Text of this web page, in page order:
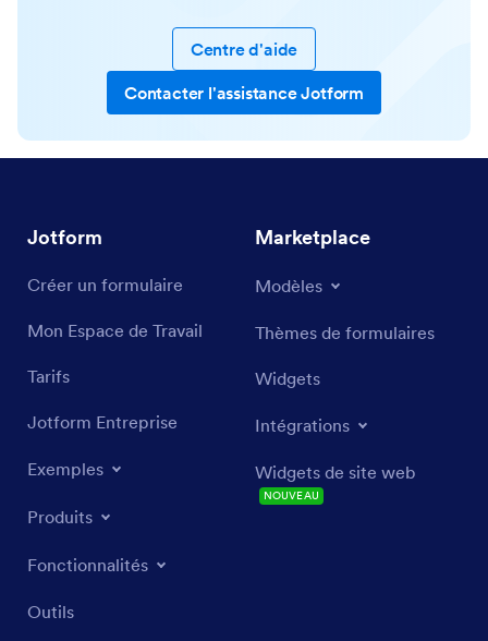
Centre d'aide
Contacter l'assistance Jotform
Jotform
Créer un formulaire
Mon Espace de Travail
Tarifs
Jotform Entreprise
Exemples
Produits
Fonctionnalités
Outils
Marketplace
Modèles
Thèmes de formulaires
Widgets
Intégrations
Widgets de site web
NOUVEAU